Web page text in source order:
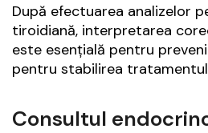
După efectuarea analizelor
tiroidiană, interpretarea
este esențială pentru
pentru stabilirea
Consultul